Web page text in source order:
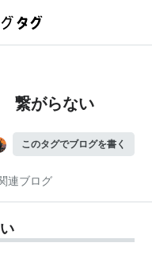
繋がらない
このタグでブログを書く
連ブログ